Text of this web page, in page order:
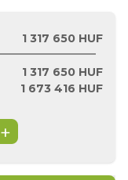
1 317 650 HUF
1 317 650 HUF
1 673 416 HUF
+